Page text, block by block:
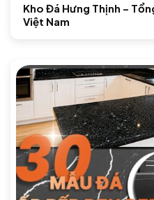
Kho Đá Hưng Thịnh –
Việt Nam